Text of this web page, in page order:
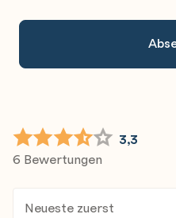
3,3
6 Bewertungen